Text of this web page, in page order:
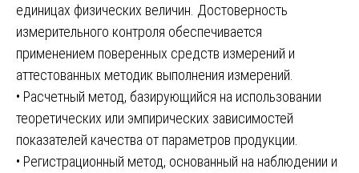
единицах физических величин. Достоверность
измерительного контроля обеспечивается
применением поверенных средств измерений и
аттестованных методик выполнения измерений.
• Расчетный метод, базирующийся на использовании
теоретических или эмпирических зависимостей
показателей качества от параметров продукции.
• Регистрационный метод, основанный на наблюдении и